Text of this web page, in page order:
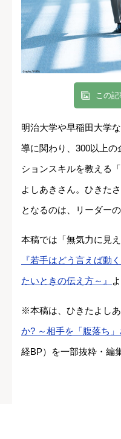
この
明治大学や早稲田大学
導に関わり、300以上
ションスキルを教える
よしあきさん。ひきた
となるのは、リーダー
本稿では「無気力に見
『若手はどう言えば動
たいときの伝え方～』
※本稿は、ひきたよし
か? ～相手を「腹落ち」
経BP）を一部抜粋・編